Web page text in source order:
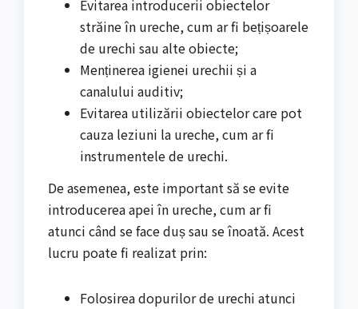
Evitarea introducerii obiectelor
străine în ureche, cum ar fi bețișoarele
de urechi sau alte obiecte;
Menținerea igienei urechii și a
canalului auditiv;
Evitarea utilizării obiectelor care pot
cauza leziuni la ureche, cum ar fi
instrumentele de urechi.
De asemenea, este important să se evite
introducerea apei în ureche, cum ar fi
atunci când se face duș sau se înoată. Acest
lucru poate fi realizat prin:
Folosirea dopurilor de urechi atunci